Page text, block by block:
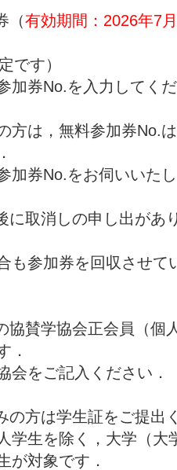
（有効期間：2026年7
です）
加券No.を入力してく
方は，無料参加券No.
加券No.をお伺いいた
取消しの申し出があ
も参加券を回収させて
賛学協会正会員（個
．
をご記入ください．
の方は学生証をご提出
学生を除く，大学（大
が対象です．